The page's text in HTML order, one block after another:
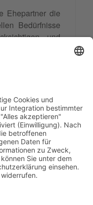
Ehepartner die
Bedürfnisse
und
kann eine
werden
in Zukunft
und
in Familie,